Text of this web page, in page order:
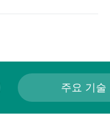
주요 기술